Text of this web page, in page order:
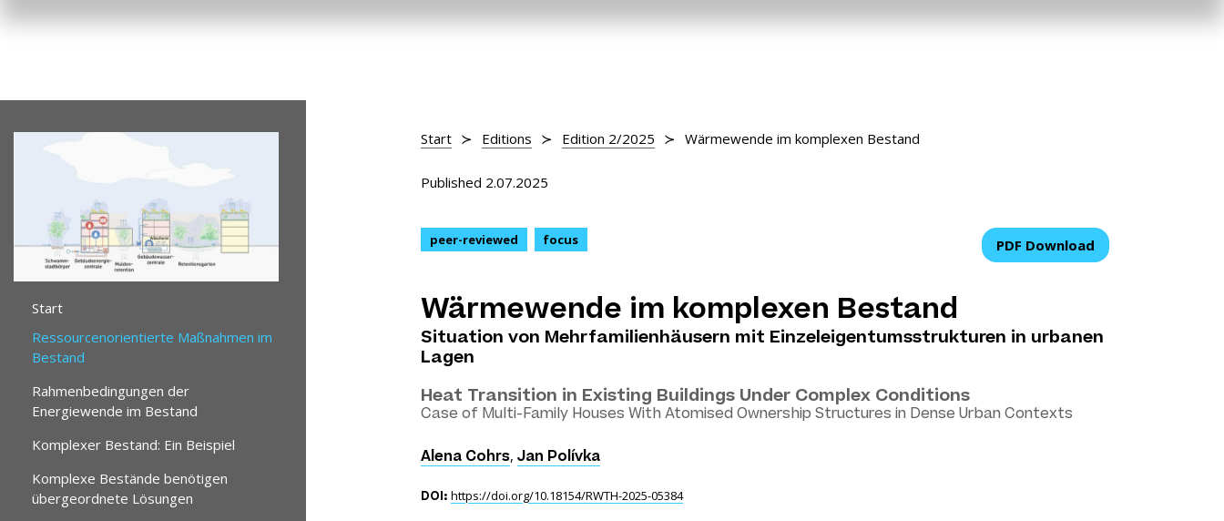
Start
Ressourcenorientierte Maßnahmen im
Bestand
Rahmenbedingungen der
Energiewende im Bestand
Komplexer Bestand: Ein Beispiel
Komplexe Bestände benötigen
übergeordnete Lösungen
Start Editions Edition 2/2025 Wärmewende im komplexen Bestand
Published 2.07.2025
peer-reviewed focus PDF Download
Wärmewende im komplexen Bestand
Situation von Mehrfamilienhäusern mit Einzeleigentumsstrukturen in urbanen
Lagen
Heat Transition in Existing Buildings Under Complex Conditions
Case of Multi-Family Houses With Atomised Ownership Structures in Dense Urban Contexts
Alena Cohrs, Jan Polívka
DOI: https://doi.org/10.18154/RWTH-2025-05384